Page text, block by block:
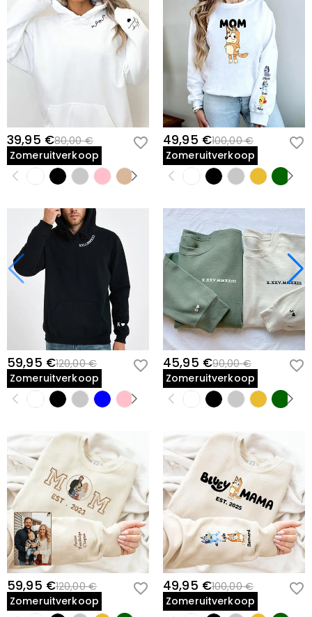
39,95 €80,00 €
Zomeruitverkoop
49,95 €100,00 €
Zomeruitverkoop
59,95 €120,00 €
Zomeruitverkoop
45,95 €90,00 €
Zomeruitverkoop
59,95 €120,00 €
Zomeruitverkoop
49,95 €100,00 €
Zomeruitverkoop